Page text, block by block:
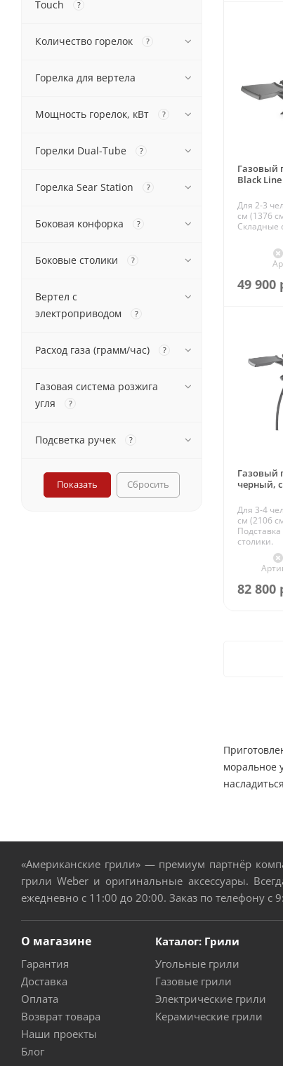
Газовый
Black
Для 2-3
см (1376
Складные
49 900
Газовый
черный,
Для 3-4
см (2106
столики.
82 800
моральное
Touch
?
Количество горелок ?
Горелка для вертела
Мощность горелок, кВт ?
Горелки Dual-Tube ?
Горелка Sear Station ?
Боковая конфорка ?
Боковые столики ?
Вертел с
электроприводом
?
Расход газа (грамм/час) ?
Газовая система розжига
угля
?
Подсветка ручек ?
Сбросить
«Американские грили» — премиум партнёр
грили Weber и оригинальные аксессуары.
ежедневно с 11:00 до 20:00. Заказ по телефону с
О магазине
Гарантия
Доставка
Оплата
Возврат товара
Наши проекты
Блог
Каталог: Грили
Угольные грили
Газовые грили
Электрические грили
Керамические грили